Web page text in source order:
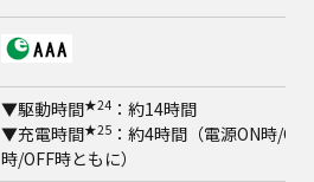
▼駆動時間★24 ：約14時間
▼充電時間★25 ：約4時間（電源ON時/
時/OFF時ともに）